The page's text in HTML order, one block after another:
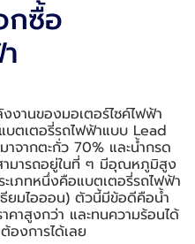
กซื้อ
งานของมอเตอร์ไซค์ไฟฟ้า
บตเตอรี่รถไฟฟ้าแบบ Lead
จากตะกั่ว 70% และน้ำกรด
มารถอยู่ในที่ ๆ มีอุณหภูมิสูง
เภทหนึ่งคือแบตเตอรี่รถไฟฟ้า
ยมไอออน) ตัวนี้มีข้อดีคือน้ำ
คาสูงกว่า และทนความร้อนได้
องการได้เลย